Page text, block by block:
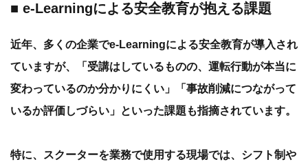
■ e-Learningによる安全教育が抱える課題
近年、多くの企業でe-Learningによる安全教育が導入され
ていますが、「受講はしているものの、運転行動が本当に
変わっているのか分かりにくい」「事故削減につながって
いるか評価しづらい」といった課題も指摘されています。
特に、スクーターを業務で使用する現場では、シフト制や